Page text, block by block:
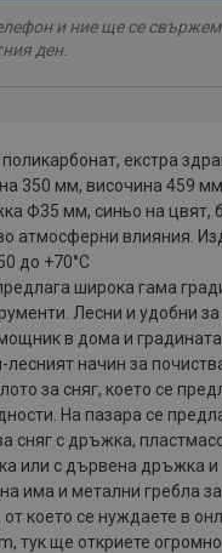
и ние ще се
ден.
поликарбонат, екстра
350 мм, височина 459
Ф35 мм, синьо на цвят,
атмосферни влияния.
до +70°C
широка гама
Лесни и удобни за
в дома и
лесният начин за
за сняг, което се
На пазара се
сняг с дръжка,
или с дървена дръжка и
има и метални гребла
което се нуждаете в
тук ще откриете огромно